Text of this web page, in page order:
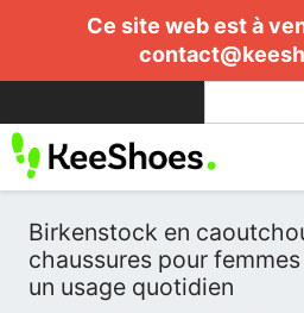
Ce site web est à
Birkenstock en
chaussures pour
un usage quotidien